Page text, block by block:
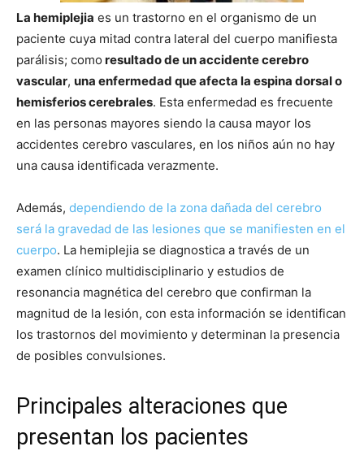
La hemiplejia es un trastorno en el organismo de un
paciente cuya mitad contra lateral del cuerpo manifiesta
parálisis; como resultado de un accidente cerebro
vascular, una enfermedad que afecta la espina dorsal o
hemisferios cerebrales. Esta enfermedad es frecuente
en las personas mayores siendo la causa mayor los
accidentes cerebro vasculares, en los niños aún no hay
una causa identificada verazmente.
Además, dependiendo de la zona dañada del cerebro
será la gravedad de las lesiones que se manifiesten en el
cuerpo. La hemiplejia se diagnostica a través de un
examen clínico multidisciplinario y estudios de
resonancia magnética del cerebro que confirman la
magnitud de la lesión, con esta información se identifican
los trastornos del movimiento y determinan la presencia
de posibles convulsiones.
Principales alteraciones que
presentan los pacientes